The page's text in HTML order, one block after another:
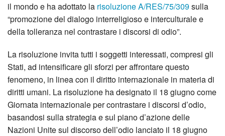
il mondo e ha adottato la risoluzione A/RES/75/309sulla
“promozione del dialogo interreligioso e interculturale e
della tolleranza nel contrastare i discorsi di odio”.
La risoluzione invita tutti i soggetti interessati, compresi gli
Stati, ad intensificare gli sforzi per affrontare questo
fenomeno, in linea con il diritto internazionale in materia di
diritti umani. La risoluzione ha designato il 18 giugno come
Giornata internazionale per contrastare i discorsi d’odio,
basandosi sulla strategia e sul piano d’azione delle
Nazioni Unite sul discorso dell’odio lanciato il 18 giugno